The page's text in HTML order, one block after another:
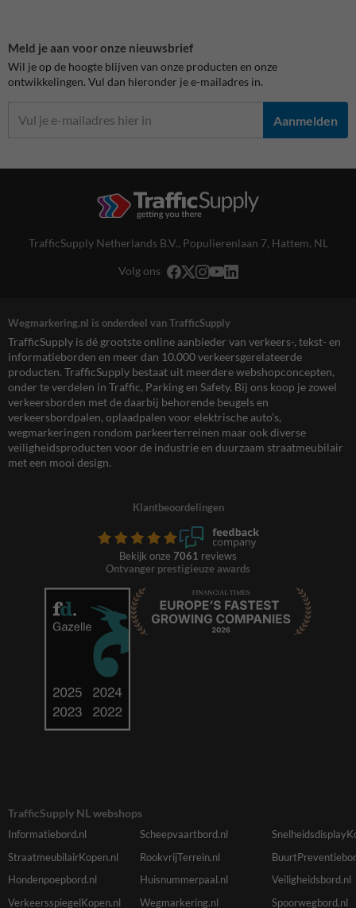
Meld je aan voor onze nieuwsbrief
Wil je op de hoogte blijven van onze producten en onze
ontwikkelingen. Vul dan hieronder je e-mailadres in.
Aanmelden
TrafficSupply Netherlands B.V., Populierenlaan 7, Hattem, NL
Volg ons
Wegmarkering.nl is onderdeel van TrafficSupply
TrafficSupply is dé grootste online aanbieder van verkeers-, tekst- en
informatieborden en meer dan 10.000 verkeersgerelateerde
producten. TrafficSupply bestaat uit meerdere webshopconcepten,
onder te verdelen in Traffic, Parking en Safety. Bij ons koop je zowel
verkeersborden met de daarbij behorende beugels en
verkeersbordpalen, oplaadpalen voor elektrische auto’s,
wegmarkeringen rondom parkeerterreinen maar ook diverse
veiligheidsproducten voor de industrie en duurzaam straatmeubilair
met een mooi design.
Klantbeoordelingen
Bekijk onze 7061 reviews
Ontvanger prestigieuze awards
TrafficSupply NL webshops
Informatiebord.nl Scheepvaartbord.nl
StraatmeubilairKopen.nl
RookvrijTerrein.nl
Hondenpoepbord.nl
Huisnummerpaal.nl
Veiligheidsbord.nl
VerkeersspiegelKopen.nl
Wegmarkering.nl Spoorwegbord.nl